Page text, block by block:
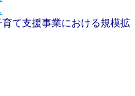
て支援事業における規模拡